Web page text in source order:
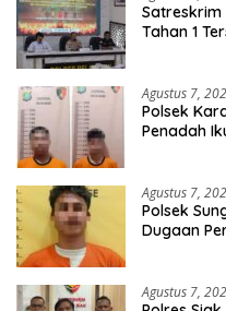
Satreskrim
Tahan 1
Agustus 7,
Polsek
Penadah
Agustus 7,
Polsek
Dugaan
Agustus 7,